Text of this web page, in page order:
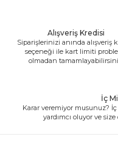
Alışveriş Kredisi
Siparişlerinizi anında alışveriş
seçeneği ile kart limiti
olmadan
İç
Karar veremiyor musunuz?
yardımcı oluyor ve size